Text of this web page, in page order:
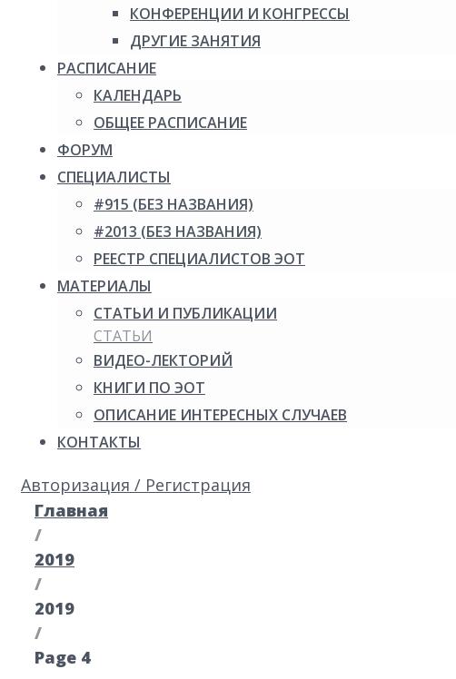
КОНФЕРЕНЦИИ И КОНГРЕССЫ
ДРУГИЕ ЗАНЯТИЯ
РАСПИСАНИЕ
КАЛЕНДАРЬ
ОБЩЕЕ РАСПИСАНИЕ
ФОРУМ
СПЕЦИАЛИСТЫ
#915 (БЕЗ НАЗВАНИЯ)
#2013 (БЕЗ НАЗВАНИЯ)
РЕЕСТР СПЕЦИАЛИСТОВ ЭОТ
МАТЕРИАЛЫ
СТАТЬИ И ПУБЛИКАЦИИ
СТАТЬИ
ВИДЕО-ЛЕКТОРИЙ
КНИГИ ПО ЭОТ
ОПИСАНИЕ ИНТЕРЕСНЫХ СЛУЧАЕВ
КОНТАКТЫ
Авторизация / Регистрация
Главная
/
2019
/
2019
/
Page 4